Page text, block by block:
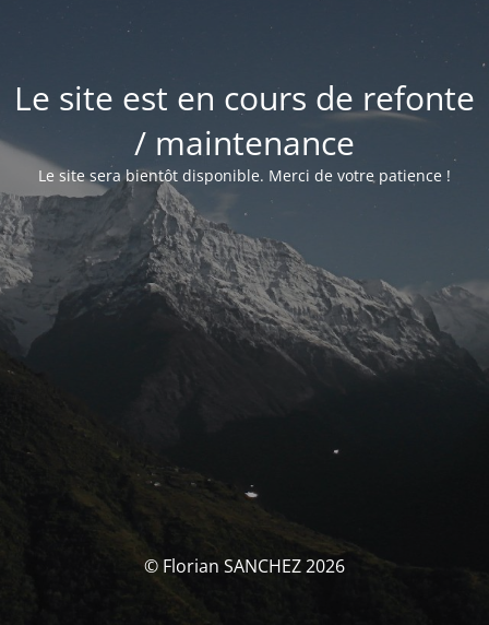
Le site est en cours de refonte
/ maintenance
Le site sera bientôt disponible. Merci de votre patience !
© Florian SANCHEZ 2026